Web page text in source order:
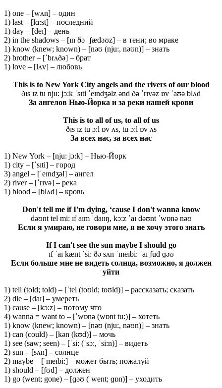
1) one – [wʌn] – один
1) last – [lɑ:st] – последний
1) day – [deɪ] – день
2) in the shadows – [ɪn ðə ˈʃædəʊz] – в тени; во мраке
1) know (knew; known) – [nəʊ (nju:, nəʊn)] – знать
2) brother – [ˈbrʌðə] – брат
1) love – [lʌv] – любовь
This is to New York City angels and the rivers of our blood
ðɪs ɪz tu nju: jɔ:k ˈsɪti ˈeɪndʒəlz ənd ðə ˈrɪvəz ɒv ˈaʊə blʌd
За ангелов Нью-Йорка и за реки нашей крови
This is to all of us, to all of us
ðɪs ɪz tu ɔ:l ɒv ʌs, tu ɔ:l ɒv ʌs
За всех нас, за всех нас
1) New York – [nju: jɔ:k] – Нью-Йорк
1) city – [ˈsɪti] – город
3) angel – [ˈeɪndʒəl] – ангел
2) river – [ˈrɪvə] – река
1) blood – [blʌd] – кровь
Don't tell me if I'm dying, ‘cause I don't wanna know
dəʊnt tel mi: ɪf aɪm ˈdaɪɪŋ, kɔ:z ˈaɪ dəʊnt ˈwɒnə nəʊ
Если я умираю, не говори мне, я не хочу этого знать
If I can't see the sun maybe I should go
ɪf ˈaɪ kænt ˈsi: ðə sʌn ˈmeɪbi: ˈaɪ ʃud ɡəʊ
Если больше мне не видеть солнца, возможно, я должен
уйти
1) tell (told; told) – [ˈtel (toʊld; toʊld)] – рассказать; сказать
2) die – [daɪ] – умереть
1) cause – [kɔ:z] – потому что
4) wanna = want to – [ˈwɒnə (wɒnt tu:)] – хотеть
1) know (knew; known) – [nəʊ (nju:, nəʊn)] – знать
1) can (could) – [kən (kʊd)] – мочь
1) see (saw; seen) – [ˈsi: (ˈsɔ:, ˈsi:n)] – видеть
2) sun – [sʌn] – солнце
2) maybe – [ˈmeɪbi:] – может быть; пожалуй
1) should – [ʃʊd] – должен
1) go (went; gone) – [ɡəʊ (ˈwent; ɡɒn)] – уходить